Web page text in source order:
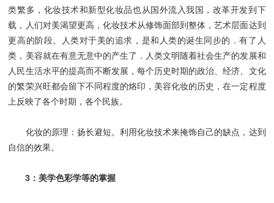
类繁多，化妆技术和新型化妆品也从国外流入我国，改革开发到下
载，人们对美渴望更高，化妆技术从修饰面部到整体，艺术层面达到
更高的阶段。人类对于美的追求，是和人类的诞生同步的．有了人
类，美容就在有意无意中的产生了．人类文明随着社会生产的发展和
人民生活水平的提高而不断发展，每个历史时期的政治、经济、文化
的繁荣兴旺都会留下不同程度的烙印，美容化妆的历史，在一定程度
上反映了各个时期，各个民族。
化妆的原理：扬长避短。利用化妆技术来掩饰自己的缺点，达到
自信的效果。
3：美学色彩学等的掌握